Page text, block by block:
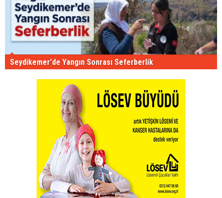
Seydikemer'de Yangın Sonrası Seferberlik